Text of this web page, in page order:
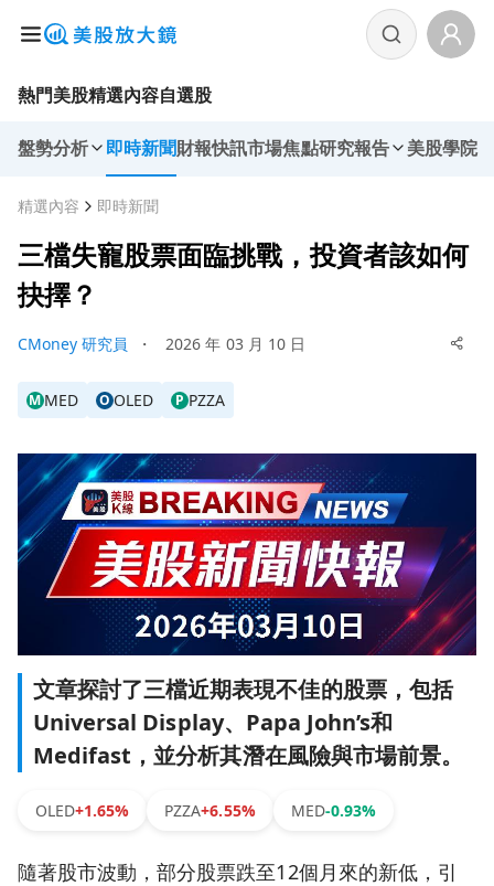
熱門美股精選內容自選股
盤勢分析 即時新聞財報快訊市場焦點研究報告 美股學院
精選內容 即時新聞
三檔失寵股票面臨挑戰，投資者該如何
抉擇？
CMoney 研究員 ・ 2026 年 03 月 10 日
M MED O OLED P PZZA
文章探討了三檔近期表現不佳的股票，包括
Universal Display、Papa John’s和
Medifast，並分析其潛在風險與市場前景。
OLED+1.65% PZZA+6.55% MED-0.93%
隨著股市波動，部分股票跌至12個月來的新低，引